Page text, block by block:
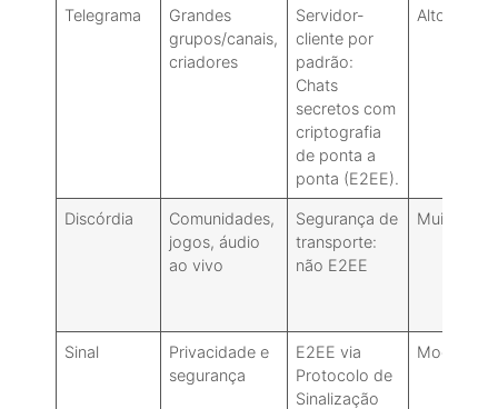
Telegrama
Grandes
grupos/canais,
criadores
Servidor-
cliente por
padrão:
Chats
secretos com
criptografia
de ponta a
ponta (E2EE).
Alto
Discórdia
Comunidades,
jogos, áudio
ao vivo
Segurança de
transporte:
não E2EE
Muito alto
Sinal
Privacidade e
segurança
E2EE via
Protocolo de
Sinalização
Moderado